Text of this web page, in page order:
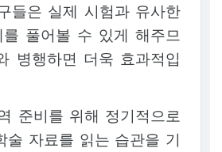
들은 실제 시험과 유사한
풀어볼 수 있게 해주므
병행하면 더욱 효과적입
준비를 위해 정기적으로
술 자료를 읽는 습관을 기